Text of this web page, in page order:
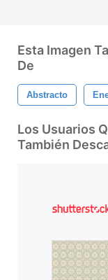
Esta Imagen
De
Abstracto
Los Usuarios
También